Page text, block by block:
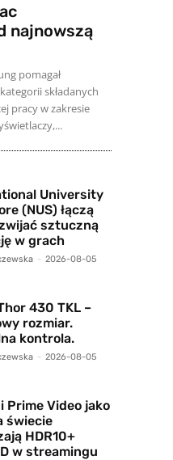
najnowszą
pomagał
składanych
pracy w zakresie
University
(NUS) łączą
sztuczną
w grach
- 2026-08-05
430 TKL –
rozmiar.
kontrola.
- 2026-08-05
Prime Video jako
świecie
HDR10+
w streamingu